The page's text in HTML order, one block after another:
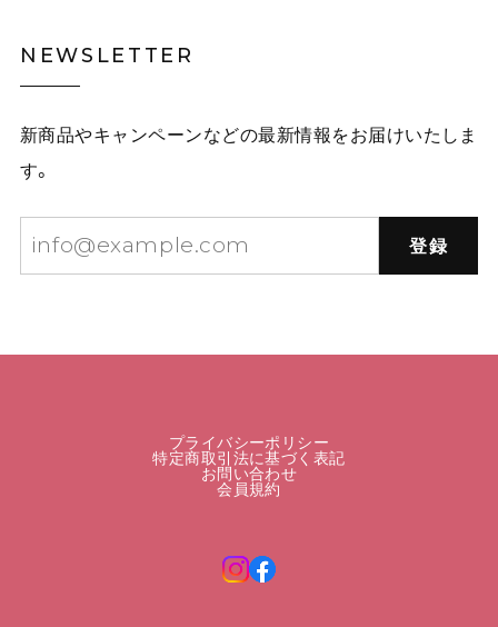
NEWSLETTER
新商品やキャンペーンなどの最新情報をお届けいたしま
す。
登録
プライバシーポリシー
特定商取引法に基づく表記
お問い合わせ
会員規約